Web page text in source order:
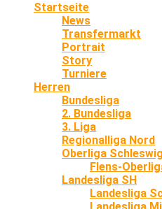
Startseite
News
Transfermarkt
Portrait
Story
Turniere
Herren
Bundesliga
2. Bundesliga
3. Liga
Regionalliga Nord
Oberliga
Flens-
Landesliga SH
Landesliga